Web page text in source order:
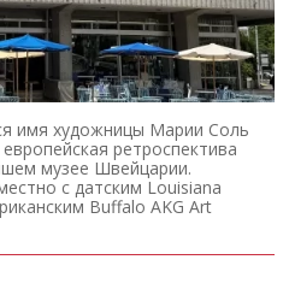
имя художницы Марии Соль
ретроспектива
музее Швейцарии.
с датским Louisiana
Buffalo AKG Art